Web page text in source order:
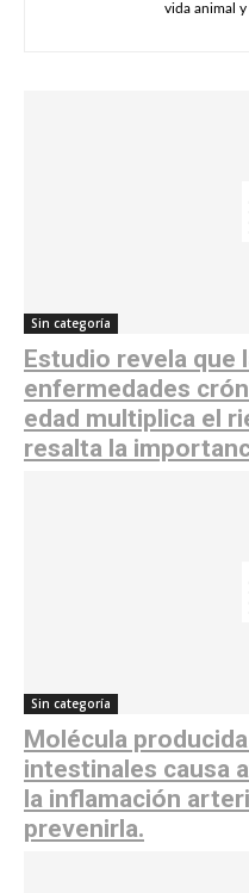
vida animal y
Sin categoría
Estudio revela que
enfermedades
edad multiplica el
resalta la
Sin categoría
Molécula
intestinales causa
la inflamación
prevenirla.